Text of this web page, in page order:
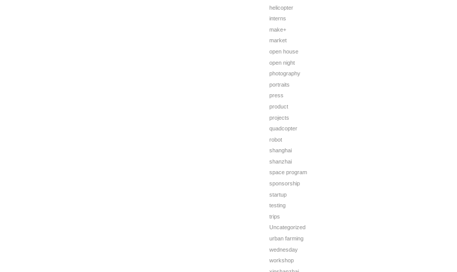
helicopter
interns
make+
market
open house
open night
photography
portraits
press
product
projects
quadcopter
robot
shanghai
shanzhai
space program
sponsorship
startup
testing
trips
Uncategorized
urban farming
wednesday
workshop